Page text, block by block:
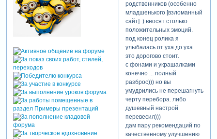
родственников (особенно
младшенького [взломанный
сайт] ) вносят столько
положительных эмоций.
под конец ролика я
улыбалась от уха до уха.
это дорогово стоит.
с фонами и украшалками
конечно ... полный
разброс))) но вы
умудрились не перешагнуть
черту перебора. либо
душевный настрой
перевесил)))
дам пару рекомендаций по
качественному улучшению